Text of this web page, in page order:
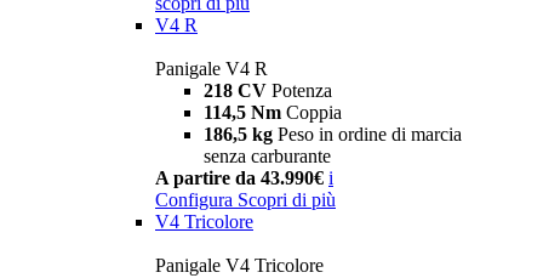
V4 R
Panigale V4 R
218 CV Potenza
114,5 Nm Coppia
186,5 kg Peso in ordine di marcia
senza carburante
A partire da 43.990€ i
Configura Scopri di più
V4 Tricolore
Panigale V4 Tricolore